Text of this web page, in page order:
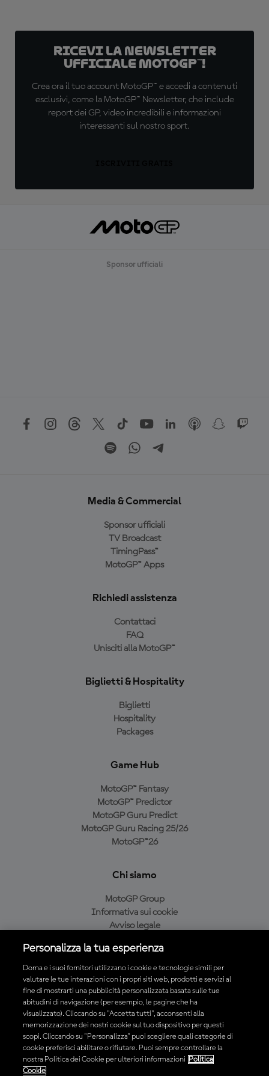
Ricevi la newsletter
ufficiale MotoGP™!
Crea ora il tuo account MotoGP™ e accedi a contenuti
esclusivi, come la MotoGP™ Newsletter, che include
report dei GP, video incredibili e informazioni
interessanti sul nostro sport.
Sponsor ufficiali
Media & Commercial
Sponsor ufficiali
TV Broadcast
TimingPass™
MotoGP™ Apps
Richiedi assistenza
Contattaci
FAQ
Unisciti alla MotoGP™
Biglietti & Hospitality
Biglietti
Hospitality
Packages
Game Hub
MotoGP™ Fantasy
MotoGP™ Predictor
MotoGP Guru Predict
MotoGP Guru Racing 25/26
MotoGP™26
Chi siamo
MotoGP Group
Informativa sui cookie
Avviso legale
Condizioni di acquisto
Scarica l'app ufficiale MotoGP™
© 2026 MotoGP Sports Entertainment Group. Tutti i diritti riservati.
Tutti i marchi sono di proprietà dei rispettivi proprietari.
Personalizza la tua esperienza
Dorna e i suoi fornitori utilizzano i cookie e tecnologie simili per
valutare le tue interazioni con i propri siti web, prodotti e servizi al
fine di mostrarti una pubblicità personalizzata basata sulle tue
abitudini di navigazione (per esempio, le pagine che ha
visualizzato). Cliccando su "Accetta tutti", acconsenti alla
memorizzazione dei nostri cookie sul tuo dispositivo per questi
scopi. Cliccando su "Personalizza" puoi scegliere quali categorie di
cookie preferisci abilitare o rifiutare. Puoi sempre controllare la
nostra Politica dei Cookie per ulteriori informazioni
Politica
Cookie